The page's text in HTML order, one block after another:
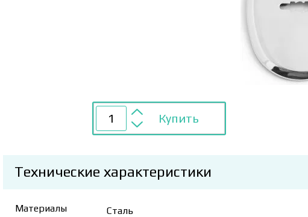
Купить
Технические характеристики
Материалы
Сталь